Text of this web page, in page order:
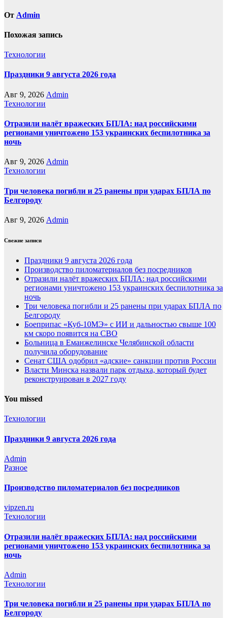
От Admin
Похожая запись
Технологии
Праздники 9 августа 2026 года
Авг 9, 2026 Admin
Технологии
Отразили налёт вражеских БПЛА: над российскими
регионами уничтожено 153 украинских беспилотника за
ночь
Авг 9, 2026 Admin
Технологии
Три человека погибли и 25 ранены при ударах БПЛА по
Белгороду
Авг 9, 2026 Admin
Свежие записи
Праздники 9 августа 2026 года
Производство пиломатериалов без посредников
Отразили налёт вражеских БПЛА: над российскими
регионами уничтожено 153 украинских беспилотника за
ночь
Три человека погибли и 25 ранены при ударах БПЛА по
Белгороду
Боеприпас «Куб-10МЭ» с ИИ и дальностью свыше 100
км скоро появится на СВО
Больница в Еманжелинске Челябинской области
получила оборудование
Сенат США одобрил «адские» санкции против России
Власти Минска назвали парк отдыха, который будет
реконструирован в 2027 году
You missed
Технологии
Праздники 9 августа 2026 года
Admin
Разное
Производство пиломатериалов без посредников
vipzen.ru
Технологии
Отразили налёт вражеских БПЛА: над российскими
регионами уничтожено 153 украинских беспилотника за
ночь
Admin
Технологии
Три человека погибли и 25 ранены при ударах БПЛА по
Белгороду